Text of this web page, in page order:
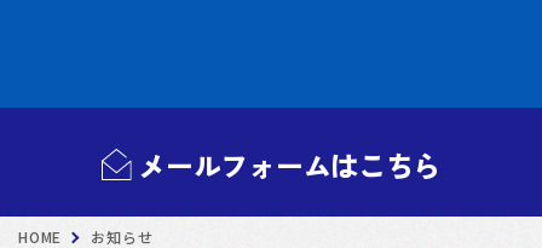
メールフォームはこちら
HOME お知らせ